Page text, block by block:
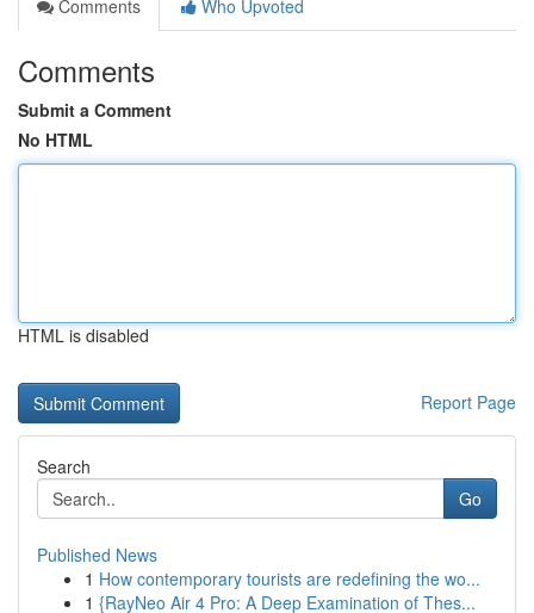
Comments
Who Upvoted
Comments
Submit a Comment
No HTML
HTML is disabled
Report Page
Search
Go
Published News
1 How contemporary tourists are redefining the wo...
1 {RayNeo Air 4 Pro: A Deep Examination of Thes...